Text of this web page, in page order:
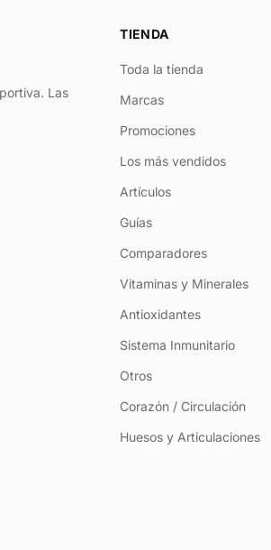
Las
TIENDA
Toda la tienda
Marcas
Promociones
Los más vendidos
Artículos
Guías
Comparadores
Vitaminas y Minerales
Antioxidantes
Sistema Inmunitario
Otros
Corazón / Circulación
Huesos y Articulaciones